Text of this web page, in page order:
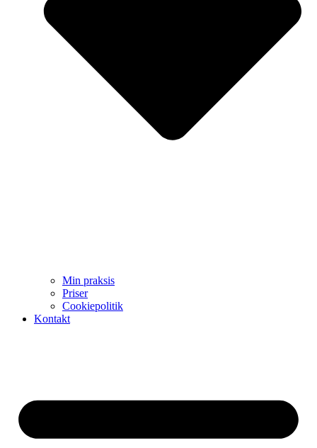
Min praksis
Priser
Cookiepolitik
Kontakt